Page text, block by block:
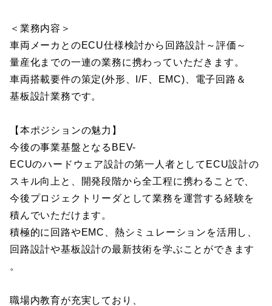
＜業務内容＞
車両メーカとのECU仕様検討から回路設計～評価～
量産化までの一連の業務に携わっていただきます。
車両搭載要件の策定(外形、I/F、EMC)、電子回路＆
基板設計業務です。
【本ポジションの魅力】
今後の事業基盤となるBEV-
ECUのハードウェア設計の第一人者としてECU設計の
スキル向上と、開発段階から全工程に携わることで、
今後プロジェクトリーダとして業務を運営する経験を
積んでいただけます。
積極的に回路やEMC、熱シミュレーションを活用し、
回路設計や基板設計の最新技術を学ぶことができます
。
職場内教育が充実しており、